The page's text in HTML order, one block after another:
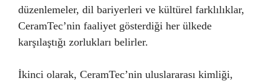
düzenlemeler, dil bariyerleri ve kültürel farklılıklar,
CeramTec’nin faaliyet gösterdiği her ülkede
karşılaştığı zorlukları belirler.
İkinci olarak, CeramTec’nin uluslararası kimliği,